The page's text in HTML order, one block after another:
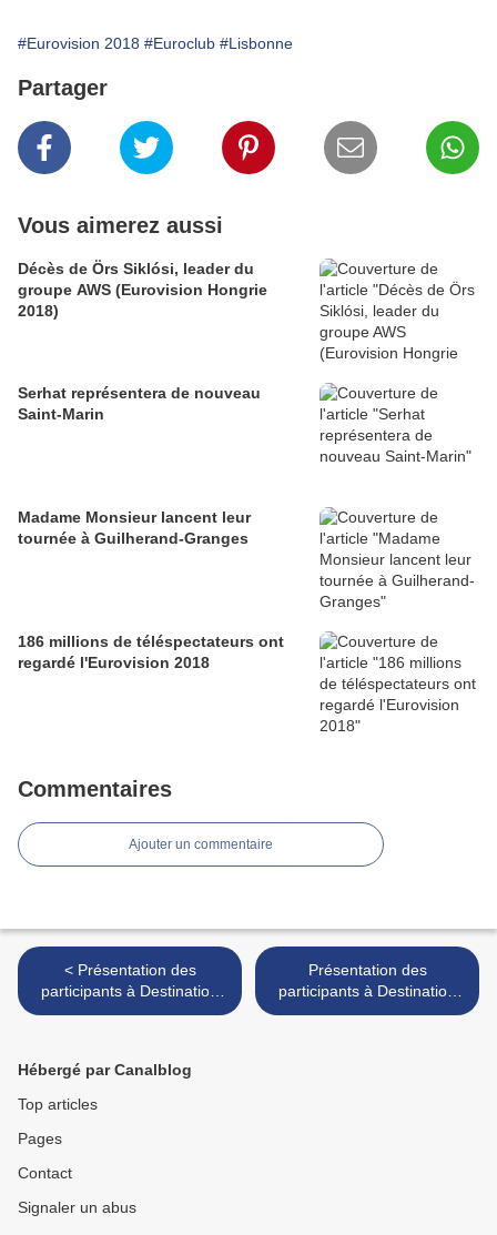
#Eurovision 2018 #Euroclub #Lisbonne
Partager
Vous aimerez aussi
Décès de Örs Siklósi, leader du
groupe AWS (Eurovision Hongrie
2018)
Serhat représentera de nouveau
Saint-Marin
Madame Monsieur lancent leur
tournée à Guilherand-Granges
186 millions de téléspectateurs ont
regardé l'Eurovision 2018
Commentaires
Ajouter un commentaire
< Présentation des
participants à Destination
Eurovision : Max Cinnamon
Présentation des
participants à Destination
Eurovision : Nassi - Rêve
Hébergé par Canalblog
Top articles
Pages
Contact
Signaler un abus